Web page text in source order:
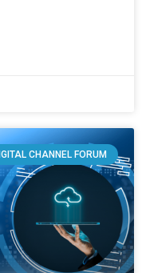
CHANNEL FORUM